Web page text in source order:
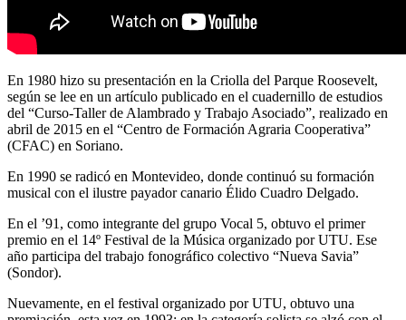
En 1980 hizo su presentación en la Criolla del Parque Roosevelt,
según se lee en un artículo publicado en el cuadernillo de estudios
del “Curso-Taller de Alambrado y Trabajo Asociado”, realizado en
abril de 2015 en el “Centro de Formación Agraria Cooperativa”
(CFAC) en Soriano.
En 1990 se radicó en Montevideo, donde continuó su formación
musical con el ilustre payador canario Élido Cuadro Delgado.
En el ’91, como integrante del grupo Vocal 5, obtuvo el primer
premio en el 14º Festival de la Música organizado por UTU. Ese
año participa del trabajo fonográfico colectivo “Nueva Savia”
(Sondor).
Nuevamente, en el festival organizado por UTU, obtuvo una